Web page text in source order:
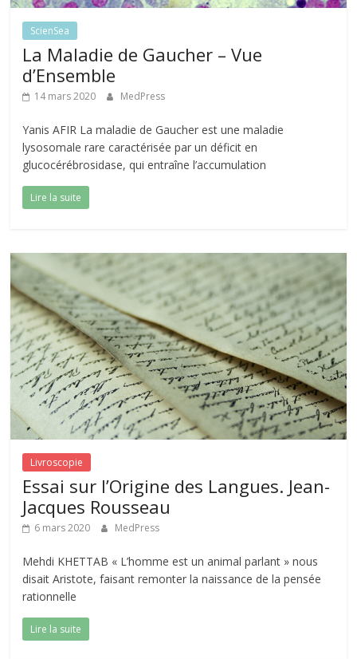
ScienSea
La Maladie de Gaucher – Vue
d’Ensemble
14 mars 2020 MedPress
Yanis AFIR La maladie de Gaucher est une maladie
lysosomale rare caractérisée par un déficit en
glucocérébrosidase, qui entraîne l’accumulation
Lire la suite
Livroscopie
Essai sur l’Origine des Langues. Jean-
Jacques Rousseau
6 mars 2020 MedPress
Mehdi KHETTAB « L’homme est un animal parlant » nous
disait Aristote, faisant remonter la naissance de la pensée
rationnelle
Lire la suite